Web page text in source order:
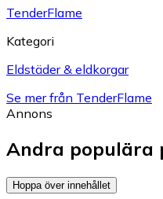
TenderFlame
Kategori
Eldstäder & eldkorgar
Se mer från TenderFlame
Annons
Andra populära
Hoppa över innehållet